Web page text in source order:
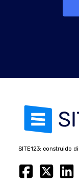
SITE123: construido